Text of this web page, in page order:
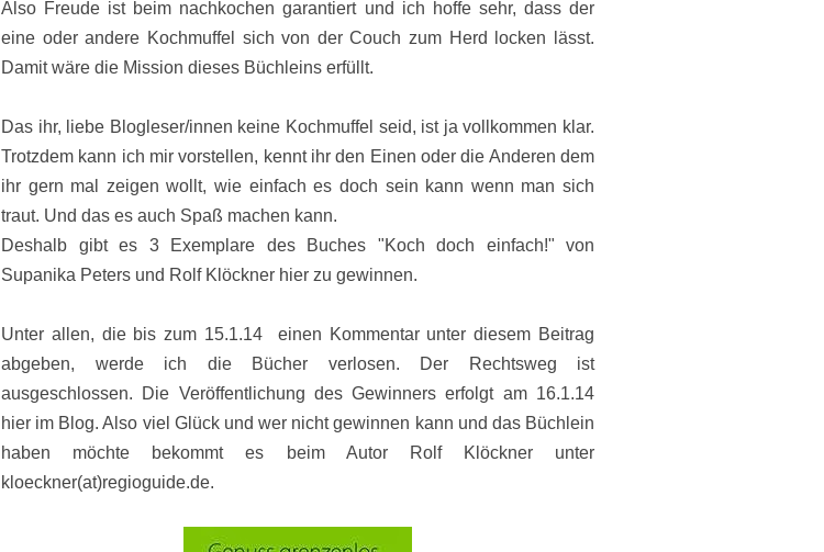
Also Freude ist beim nachkochen garantiert und ich hoffe sehr, dass der
eine oder andere Kochmuffel sich von der Couch zum Herd locken lässt.
Damit wäre die Mission dieses Büchleins erfüllt.
Das ihr, liebe Blogleser/innen keine Kochmuffel seid, ist ja vollkommen klar.
Trotzdem kann ich mir vorstellen, kennt ihr den Einen oder die Anderen dem
ihr gern mal zeigen wollt, wie einfach es doch sein kann wenn man sich
traut. Und das es auch Spaß machen kann.
Deshalb gibt es 3 Exemplare des Buches "Koch doch einfach!" von
Supanika Peters und Rolf Klöckner hier zu gewinnen.
Unter allen, die bis zum 15.1.14 einen Kommentar unter diesem Beitrag
abgeben, werde ich die Bücher verlosen. Der Rechtsweg ist
ausgeschlossen. Die Veröffentlichung des Gewinners erfolgt am 16.1.14
hier im Blog. Also viel Glück und wer nicht gewinnen kann und das Büchlein
haben möchte bekommt es beim Autor Rolf Klöckner unter
kloeckner(at)regioguide.de.